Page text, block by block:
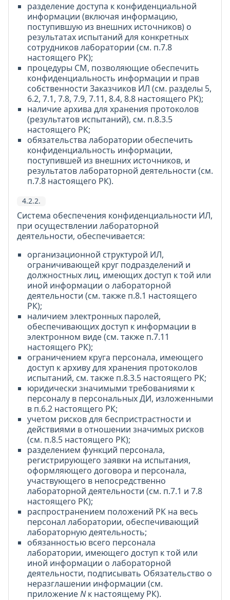
разделение доступа к конфиденциальной
информации (включая информацию,
поступившую из внешних источников) о
результатах испытаний для конкретных
сотрудников лаборатории (см. п.7.8
настоящего РК);
процедуры СМ, позволяющие обеспечить
конфиденциальность информации и прав
собственности Заказчиков ИЛ (см. разделы 5,
6.2, 7.1, 7.8, 7.9, 7.11, 8.4, 8.8 настоящего РК);
наличие архива для хранения протоколов
(результатов испытаний), см. п.8.3.5
настоящего РК;
обязательства лаборатории обеспечить
конфиденциальность информации,
поступившей из внешних источников, и
результатов лабораторной деятельности (см.
п.7.8 настоящего РК).
4.2.2.
Система обеспечения конфиденциальности ИЛ,
при осуществлении лабораторной
деятельности, обеспечивается:
организационной структурой ИЛ,
ограничивающей круг подразделений и
должностных лиц, имеющих доступ к той или
иной информации о лабораторной
деятельности (см. также п.8.1 настоящего
РК);
наличием электронных паролей,
обеспечивающих доступ к информации в
электронном виде (см. также п.7.11
настоящего РК);
ограничением круга персонала, имеющего
доступ к архиву для хранения протоколов
испытаний, см. также п.8.3.5 настоящего РК;
юридически значимыми требованиями к
персоналу в персональных ДИ, изложенными
в п.6.2 настоящего РК;
учетом рисков для беспристрастности и
действиями в отношении значимых рисков
(см. п.8.5 настоящего РК);
разделением функций персонала,
регистрирующего заявки на испытания,
оформляющего договора и персонала,
участвующего в непосредственно
лабораторной деятельности (см. п.7.1 и 7.8
настоящего РК);
распространением положений РК на весь
персонал лаборатории, обеспечивающий
лабораторную деятельность;
обязанностью всего персонала
лаборатории, имеющего доступ к той или
иной информации о лабораторной
деятельности, подписывать Обязательство о
неразглашении информации (см.
приложениеNк настоящему РК).